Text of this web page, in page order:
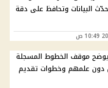
البيانات وتحافظ على دقة
يوضح موقف الخطوط المسجلة
دون علمهم وخطوات تقديم